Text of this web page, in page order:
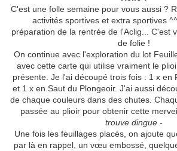
C'est une folle semaine pour vous aussi ?
activités sportives et extra sportives
préparation de la rentrée de l'Aclig... C'est
de folie !
On continue avec l'exploration du lot
avec cette carte qui utilise vraiment le
présente. Je l'ai découpé trois fois : 1 x en
et 1 x en Saut du Plongeoir. J'ai aussi
de chaque couleurs dans des chutes.
passée au plioir pour obtenir cette
trouve dingue -
Une fois les feuillages placés, on ajoute
par là en rappel, un vœu embossé,